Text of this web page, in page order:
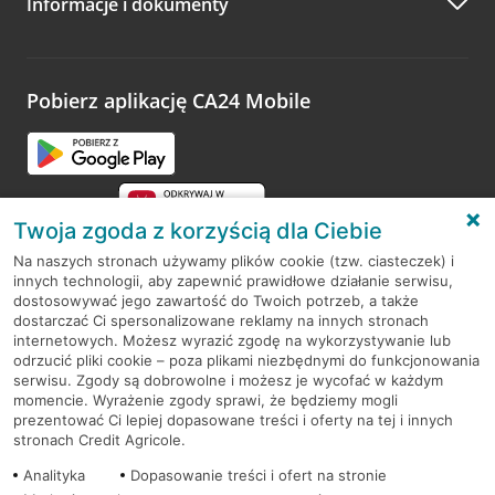
Zachęcamy do podzielenia się z nami opinią o wizycie.
opinie.
Pobierz aplikację CA24 Mobile
RODO
Regulamin serwisu
Mapa serwisu
PolitykaCookies
Twoja zgoda z korzyścią dla Ciebie
Na naszych stronach używamy plików cookie (tzw. ciasteczek) i
innych technologii, aby zapewnić prawidłowe działanie serwisu,
dostosowywać jego zawartość do Twoich potrzeb, a także
dostarczać Ci spersonalizowane reklamy na innych stronach
internetowych. Możesz wyrazić zgodę na wykorzystywanie lub
odrzucić pliki cookie – poza plikami niezbędnymi do funkcjonowania
serwisu. Zgody są dobrowolne i możesz je wycofać w każdym
momencie. Wyrażenie zgody sprawi, że będziemy mogli
prezentować Ci lepiej dopasowane treści i oferty na tej i innych
stronach Credit Agricole.
Analityka
Dopasowanie treści i ofert na stronie